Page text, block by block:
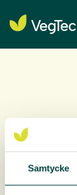
Samtycke
Vil du få med
vårt
invitasjoner til